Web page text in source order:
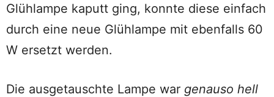
Glühlampe kaputt ging, konnte diese einfach
durch eine neue Glühlampe mit ebenfalls 60
W ersetzt werden.
Die ausgetauschte Lampe war genauso hell